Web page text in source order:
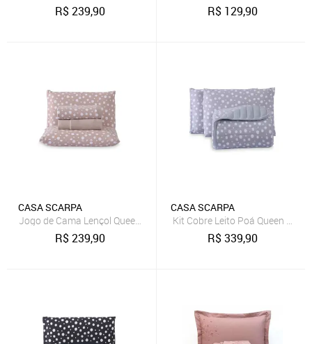
R$239,90 R$ 129,90
CASA SCARPA
Jogo de Cama Lençol Queen Poá 100% Algodão Bege Estampado
R$239,90
CASA SCARPA
Kit Cobre Leito Poá Queen
R$339,90